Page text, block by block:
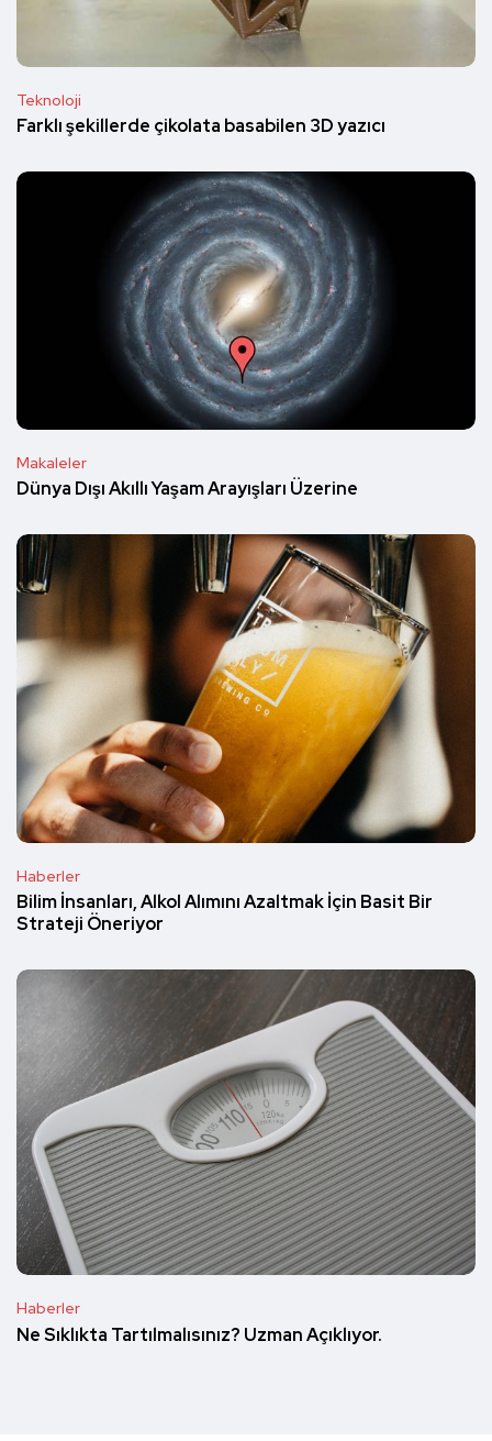
Teknoloji
Farklı şekillerde çikolata basabilen 3D yazıcı
Makaleler
Dünya Dışı Akıllı Yaşam Arayışları Üzerine
Haberler
Bilim İnsanları, Alkol Alımını Azaltmak İçin Basit Bir
Strateji Öneriyor
Haberler
Ne Sıklıkta Tartılmalısınız? Uzman Açıklıyor.